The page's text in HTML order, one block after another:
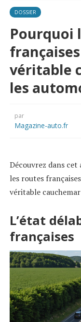
DOSSIER
Pourquoi
véritable
les
par
Magazine-auto.fr
Découvrez dans
les routes
véritable
L’état
françaises